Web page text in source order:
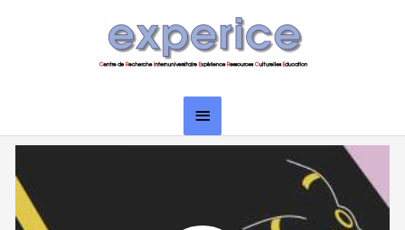
Menu
principal